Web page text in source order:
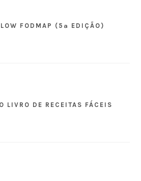
FODMAP (5ª EDIÇÃO)
LIVRO DE RECEITAS FÁCEIS